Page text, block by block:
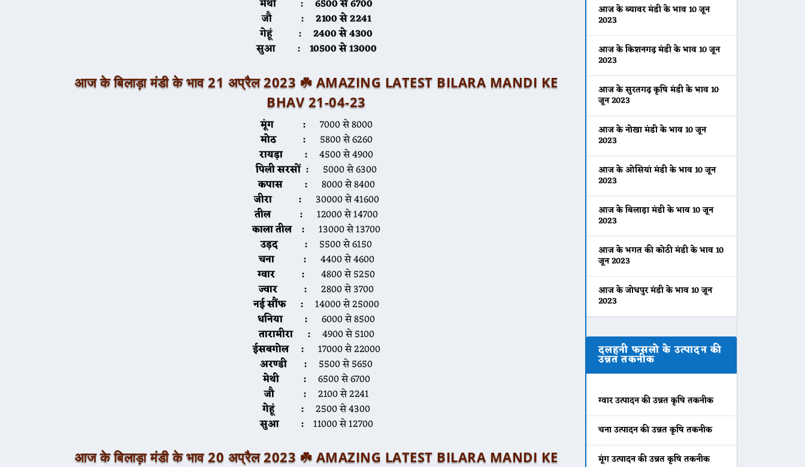
मेथी
: 6500 से 6700
जौ
:2100 से 2241
गेहूं
:2400 से 4300
सुआ
: 10500 से 13000
आज केबिलाड़ामंडी के भाव 21 अप्रैल 2023 ☘️ AMAZING LATEST BILARA MANDI KE
BHAV 21-04-23
मूंग :
7000 से 8000
मोठ : 5800 से 6260
रायड़ा :
4500 से 4900
पिली सरसों :
5000 से 6300
कपास :
8000 से 8400
जीरा :
30000 से 41600
तील :
12000 से 14700
काला तील :
13000 से 13700
उड़द
: 5500 से 6150
चना :
4400 से 4600
ग्वार :
4800 से 5250
ज्वार :
2800 से 3700
नई सौंफ :
14000 से 25000
धनिया :
6000 से 8500
तारामीरा :
4900 से 5100
ईसबगोल :
17000 से 22000
अरण्डी
: 5500 से 5650
मेथी
:6500 से 6700
जौ
:2100 से 2241
गेहूं
:2500 से 4300
सुआ
: 11000 से 12700
आज केबिलाड़ामंडी के भाव 20 अप्रैल 2023 ☘️ AMAZING LATEST BILARA MANDI KE
आज के ब्यावर मंडी के भाव 10 जून
2023
आज के किशनगढ़ मंडी के भाव 10 जून
2023
आज के सुरतगढ़ कृषि मंडी के भाव 10
जून 2023
आज के नोखा मंडी के भाव 10 जून
2023
आज के ओसियां मंडी के भाव 10 जून
2023
आज के बिलाड़ा मंडी के भाव 10 जून
2023
आज के भगत की कोठी मंडी के भाव 10
जून 2023
आज के जोधपुर मंडी के भाव 10 जून
2023
दलहनी फसलो के उत्पादन की
उन्नत तकनीक
ग्वार उत्पादन की उन्नत कृषि तकनीक
चना उत्पादन की उन्नत कृषि तकनीक
मूंग उत्पादन की उन्नत कृषि तकनीक